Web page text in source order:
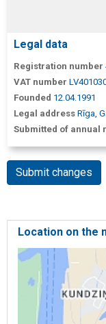
Legal data
Registration number
VAT number
Founded 12.04.1991
Legal address Rīga,
Submitted of annual
Submit changes
Location on the